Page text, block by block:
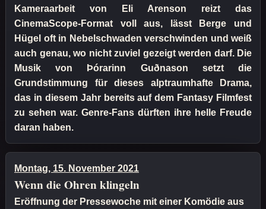
Kameraarbeit von Eli Arenson reizt das
CinemaScope-Format voll aus, lässt Berge und
Hügel oft in Nebelschwaden verschwinden und weiß
auch genau, wo nicht zuviel gezeigt werden darf. Die
Musik von Þórarinn Guðnason setzt die
Grundstimmung für dieses alptraumhafte Drama,
das in diesem Jahr bereits auf dem Fantasy Filmfest
zu sehen war. Genre-Fans dürften ihre helle Freude
daran haben.
Montag, 15. November 2021
Wenn die Ohren klingeln
Eröffnung der Pressewoche mit einer Komödie aus